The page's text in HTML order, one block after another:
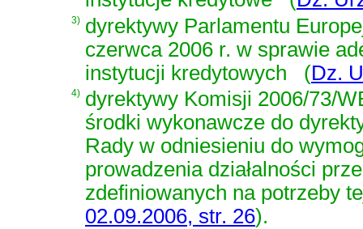
3) dyrektywy Parlamentu
czerwca 2006 r. w sprawie
instytucji kredytowych
(Dz.
4) dyrektywy Komisji 2006/73/
środki wykonawcze do
Rady w odniesieniu do
prowadzenia działalności
zdefiniowanych na potrzeby
02.09.2006, str. 26).